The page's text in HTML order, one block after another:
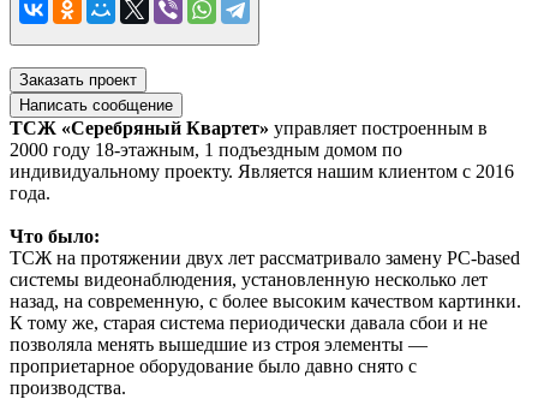
Заказать проект
Написать сообщение
ТСЖ «Серебряный Квартет» управляет построенным в
2000 году 18-этажным, 1 подъездным домом по
индивидуальному проекту. Является нашим клиентом с 2016
года.
Что было:
ТСЖ на протяжении двух лет рассматривало замену PC-based
системы видеонаблюдения, установленную несколько лет
назад, на современную, с более высоким качеством картинки.
К тому же, старая система периодически давала сбои и не
позволяла менять вышедшие из строя элементы —
проприетарное оборудование было давно снято с
производства.